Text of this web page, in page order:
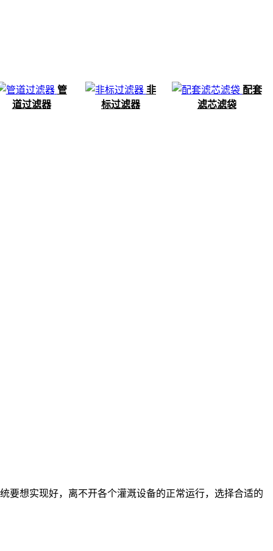
管
道过滤器
非
标过滤器
配套
滤芯滤袋
想实现好，离不开各个灌溉设备的正常运行，选择合适的